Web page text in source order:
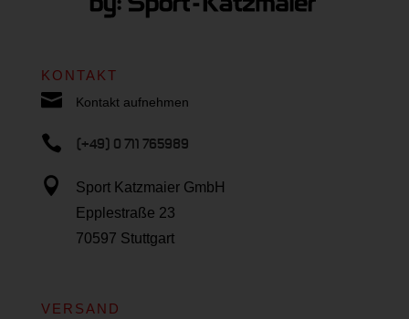
KONTAKT
 Kontakt aufnehmen
 (+49) 0 711 765989

Sport Katzmaier GmbH
Epplestraße 23
70597 Stuttgart
VERSAND